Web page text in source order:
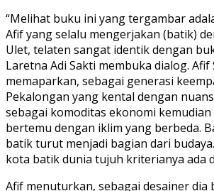
“Melihat buku ini yang tergambar
Afif yang selalu mengerjakan (batik)
Ulet, telaten sangat identik dengan
Laretna Adi Sakti membuka dialog.
memaparkan, sebagai generasi
Pekalongan yang kental dengan
sebagai komoditas ekonomi kemudian
bertemu dengan iklim yang berbeda.
batik turut menjadi bagian dari
kota batik dunia tujuh kriterianya ada
Afif menuturkan, sebagai desainer dia